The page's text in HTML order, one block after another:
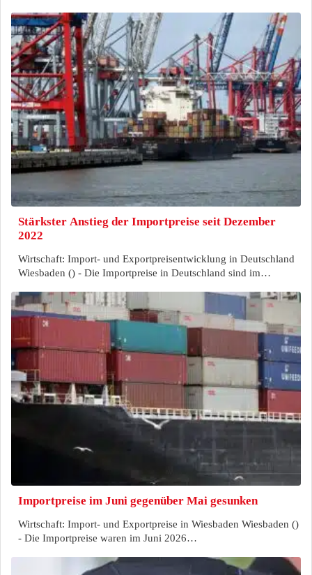
Stärkster Anstieg der Importpreise seit Dezember
2022
Wirtschaft: Import- und Exportpreisentwicklung in Deutschland
Wiesbaden () - Die Importpreise in Deutschland sind im…
Importpreise im Juni gegenüber Mai gesunken
Wirtschaft: Import- und Exportpreise in Wiesbaden Wiesbaden ()
- Die Importpreise waren im Juni 2026…